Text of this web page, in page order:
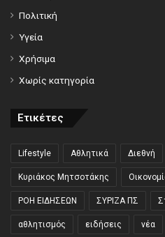
Πολιτική
Υγεία
Χρήσιμα
Χωρίς κατηγορία
Ετικέτες
Lifestyle Αθλητικά Διεθνή
Κυριάκος Μητσοτάκης
ΡΟΗ ΕΙΔΗΣΕΩΝ ΣΥΡΙΖΑ ΠΣ
αθλητισμός ειδήσεις νέα